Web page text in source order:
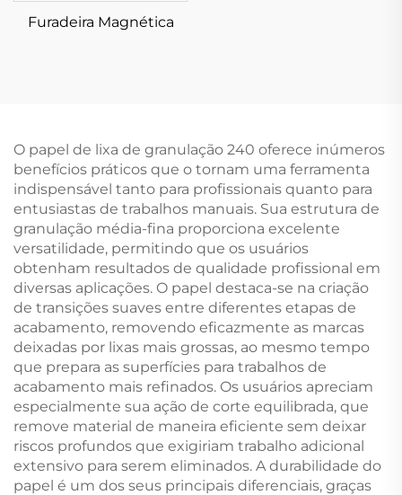
Furadeira Magnética
O papel de lixa de granulação 240 oferece inúmeros
benefícios práticos que o tornam uma ferramenta
indispensável tanto para profissionais quanto para
entusiastas de trabalhos manuais. Sua estrutura de
granulação média-fina proporciona excelente
versatilidade, permitindo que os usuários
obtenham resultados de qualidade profissional em
diversas aplicações. O papel destaca-se na criação
de transições suaves entre diferentes etapas de
acabamento, removendo eficazmente as marcas
deixadas por lixas mais grossas, ao mesmo tempo
que prepara as superfícies para trabalhos de
acabamento mais refinados. Os usuários apreciam
especialmente sua ação de corte equilibrada, que
remove material de maneira eficiente sem deixar
riscos profundos que exigiriam trabalho adicional
extensivo para serem eliminados. A durabilidade do
papel é um dos seus principais diferenciais, graças